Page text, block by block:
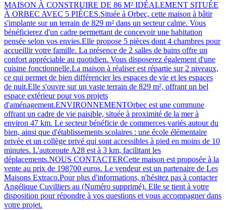
MAISON À CONSTRUIRE DE 86 M² IDÉALEMENT SITUÉE
À ORBEC AVEC 5 PIÈCES.Située à Orbec, cette maison à bâtir
s'implante sur un terrain de 829 m² dans un secteur calme. Vous
bénéficierez d'un cadre permettant de concevoir une habitation
pensée selon vos envies.Elle propose 5 pièces dont 4 chambres pour
accueillir votre famille. La présence de 2 salles de bains offre un
confort appréciable au quotidien. Vous disposerez également d'une
cuisine fonctionnelle.La maison à réaliser est répartie sur 2 niveaux,
ce qui permet de bien différencier les espaces de vie et les espaces
de nuit.Elle s'ouvre sur un vaste terrain de 829 m², offrant un bel
espace extérieur pour vos projets
d'aménagement.ENVIRONNEMENTOrbec est une commune
offrant un cadre de vie paisible, située à proximité de la mer à
environ 47 km. Le secteur bénéficie de commerces variés autour du
bien, ainsi que d'établissements scolaires : une école élémentaire
privée et un collège privé qui sont accessibles à pied en moins de 10
minutes. L'autoroute A28 est à 3 km, facilitant les
déplacements.NOUS CONTACTERCette maison est proposée à la
vente au prix de 198700 euros. Le vendeur est un partenaire de Les
Maisons Extraco.Pour plus d'informations, n'hésitez pas à contacter
Angélique Cuvilliers au (Numéro supprimé). Elle se tient à votre
disposition pour répondre à vos questions et vous accompagner dans
votre projet.